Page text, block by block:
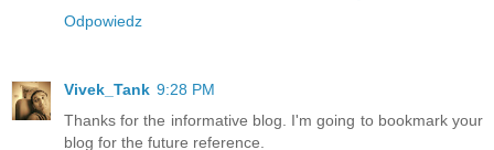
Odpowiedz
Vivek_Tank 9:28 PM
Thanks for the informative blog. I'm going to bookmark your
blog for the future reference.